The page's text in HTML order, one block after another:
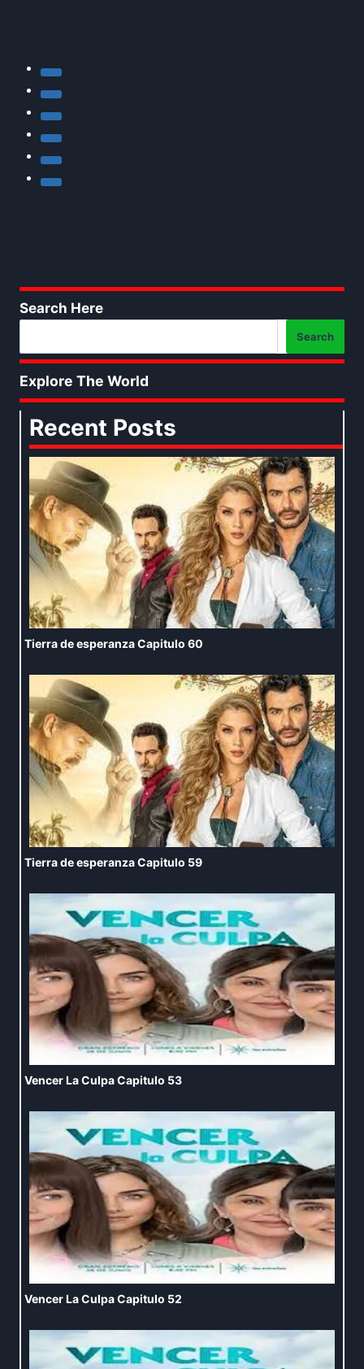
Search Here
Search
Explore The World
Recent Posts
Tierra de esperanza Capitulo 60
Tierra de esperanza Capitulo 59
Vencer La Culpa Capitulo 53
Vencer La Culpa Capitulo 52